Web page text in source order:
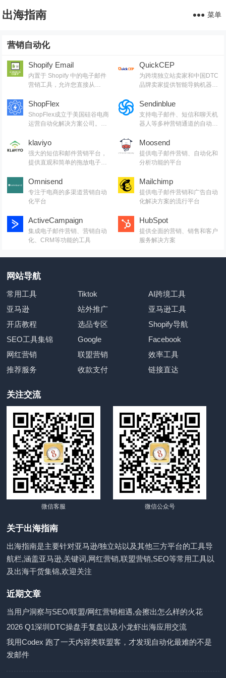
出海指南 菜单
营销自动化
Shopify Email
内置于 Shopify 中的电子邮件
营销工具，允许您直接从
电子邮件活动
QuickCEP
为跨境独立站卖家和中国DTC
品牌卖家提供智能导购机器
具、消费者数据库分析与管理
的第三方SaaS工具
ShopFlex
ShopFlex成立于美国硅谷电商
运营自动化解决方案公司。团
通过10年的AI研发技术，目前
帮助电商卖家有效降低50%客
诉率，订单处理速度提升3
Sendinblue
支持电子邮件、短信和聊天机
器人等多种营销通道的自动化
klaviyo
强大的短信和邮件营销平台，
提供直观和简单的拖放电子邮
Moosend
提供电子邮件营销、自动化和
分析功能的平台
Omnisend
专注于电商的多渠道营销自动
化平台
Mailchimp
提供电子邮件营销和广告自动
化解决方案的流行平台
ActiveCampaign
集成电子邮件营销、营销自动
化、CRM等功能的工具
HubSpot
提供全面的营销、销售和客户
服务解决方案
网站导航
常用工具 Tiktok
AI跨境工具
亚马逊
站外推广
亚马逊工具
开店教程
选品专区
Shopify导航
SEO工具集锦
Google
Facebook
网红营销
联盟营销
效率工具
推荐服务
收款支付 链接直达
关注交流
微信客服 微信公众号
关于出海指南
出海指南是主要针对亚马逊/独立站以及其他三方平台的工具导
航栏,涵盖亚马逊,关键词,网红营销,联盟营销,SEO等常用工具以
及出海干货集锦,欢迎关注
近期文章
当用户洞察与SEO/联盟/网红营销相遇,会擦出怎么样的火花
2026 Q1深圳DTC操盘手复盘以及小龙虾出海应用交流
我用Codex 跑了一天内容类联盟客，才发现自动化最难的不是
发邮件